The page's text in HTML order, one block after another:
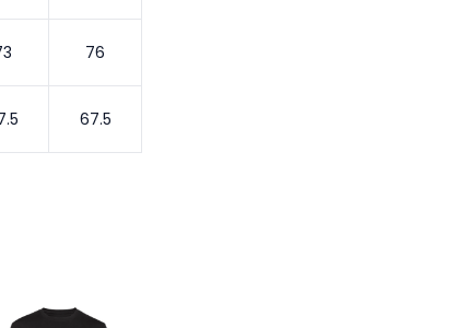
76
67.5